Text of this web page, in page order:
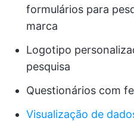
formulários para
marca
Logotipo
pesquisa
Questionários com
Visualização de